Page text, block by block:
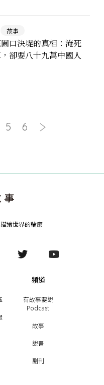
故事
口決堤的真相：淹死
卻要八十九萬中國人
5 6
描繪世界的輪廓
頻道
有故事要說
Podcast
故事
說書
副刊